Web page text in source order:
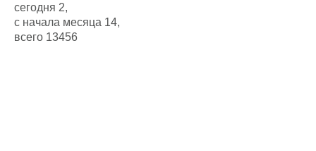
сегодня 2,
с начала месяца 14,
всего 13456